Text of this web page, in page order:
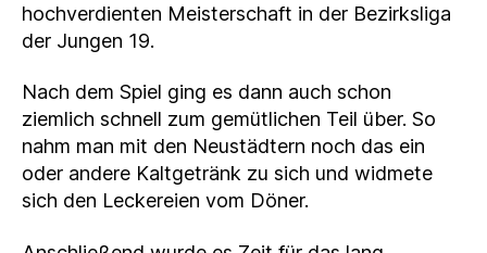
hochverdienten Meisterschaft in der Bezirksliga
der Jungen 19.
Nach dem Spiel ging es dann auch schon
ziemlich schnell zum gemütlichen Teil über. So
nahm man mit den Neustädtern noch das ein
oder andere Kaltgetränk zu sich und widmete
sich den Leckereien vom Döner.